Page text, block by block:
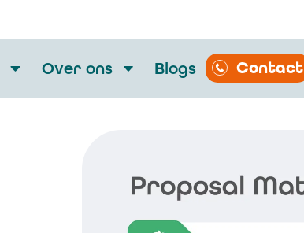
Over ons Blogs Contact